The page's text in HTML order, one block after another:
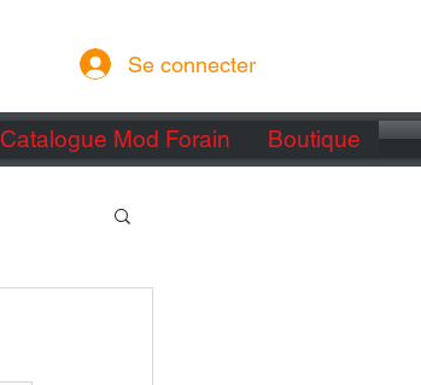
Se connecter
Catalogue Mod Forain Boutique